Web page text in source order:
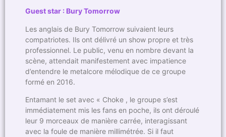
Guest star : Bury Tomorrow
Les anglais de Bury Tomorrow suivaient leurs
compatriotes. Ils ont délivré un show propre et très
professionnel. Le public, venu en nombre devant la
scène, attendait manifestement avec impatience
d’entendre le metalcore mélodique de ce groupe
formé en 2016.
Entamant le set avec « Choke , le groupe s’est
immédiatement mis les fans en poche, ils ont déroulé
leur 9 morceaux de manière carrée, interagissant
avec la foule de manière millimétrée. Si il faut